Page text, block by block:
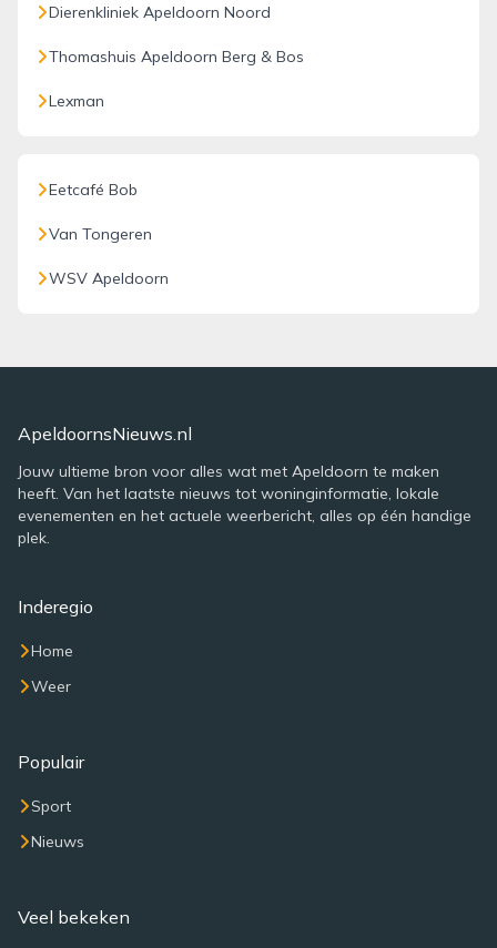
Dierenkliniek Apeldoorn Noord
Thomashuis Apeldoorn Berg & Bos
Lexman
Eetcafé Bob
Van Tongeren
WSV Apeldoorn
ApeldoornsNieuws.nl
Jouw ultieme bron voor alles wat met Apeldoorn te maken
heeft. Van het laatste nieuws tot woninginformatie, lokale
evenementen en het actuele weerbericht, alles op één handige
plek.
Inderegio
Home
Weer
Populair
Sport
Nieuws
Veel bekeken